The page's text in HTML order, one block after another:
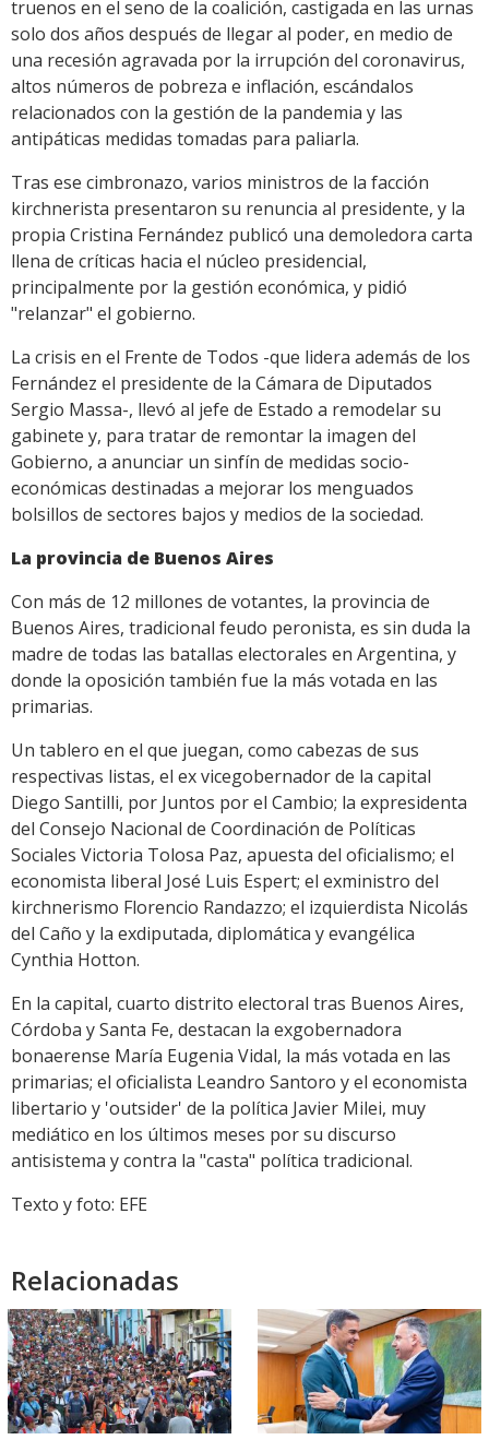
truenos en el seno de la coalición, castigada en las urnas
solo dos años después de llegar al poder, en medio de
una recesión agravada por la irrupción del coronavirus,
altos números de pobreza e inflación, escándalos
relacionados con la gestión de la pandemia y las
antipáticas medidas tomadas para paliarla.
Tras ese cimbronazo, varios ministros de la facción
kirchnerista presentaron su renuncia al presidente, y la
propia Cristina Fernández publicó una demoledora carta
llena de críticas hacia el núcleo presidencial,
principalmente por la gestión económica, y pidió
"relanzar" el gobierno.
La crisis en el Frente de Todos -que lidera además de los
Fernández el presidente de la Cámara de Diputados
Sergio Massa-, llevó al jefe de Estado a remodelar su
gabinete y, para tratar de remontar la imagen del
Gobierno, a anunciar un sinfín de medidas socio-
económicas destinadas a mejorar los menguados
bolsillos de sectores bajos y medios de la sociedad.
La provincia de Buenos Aires
Con más de 12 millones de votantes, la provincia de
Buenos Aires, tradicional feudo peronista, es sin duda la
madre de todas las batallas electorales en Argentina, y
donde la oposición también fue la más votada en las
primarias.
Un tablero en el que juegan, como cabezas de sus
respectivas listas, el ex vicegobernador de la capital
Diego Santilli, por Juntos por el Cambio; la expresidenta
del Consejo Nacional de Coordinación de Políticas
Sociales Victoria Tolosa Paz, apuesta del oficialismo; el
economista liberal José Luis Espert; el exministro del
kirchnerismo Florencio Randazzo; el izquierdista Nicolás
del Caño y la exdiputada, diplomática y evangélica
Cynthia Hotton.
En la capital, cuarto distrito electoral tras Buenos Aires,
Córdoba y Santa Fe, destacan la exgobernadora
bonaerense María Eugenia Vidal, la más votada en las
primarias; el oficialista Leandro Santoro y el economista
libertario y 'outsider' de la política Javier Milei, muy
mediático en los últimos meses por su discurso
antisistema y contra la "casta" política tradicional.
Texto y foto: EFE
Relacionadas